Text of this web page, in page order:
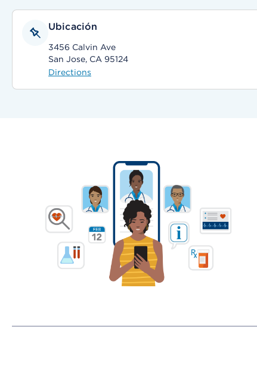
Ubicación
3456 Calvin Ave
San Jose, CA 95124
Directions